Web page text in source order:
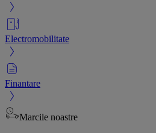
Electromobilitate
Finantare
Marcile noastre